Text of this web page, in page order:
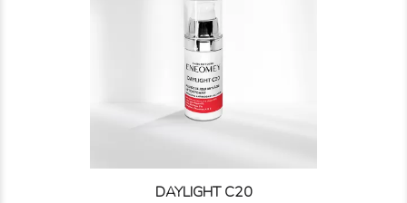
DAYLIGHT C20